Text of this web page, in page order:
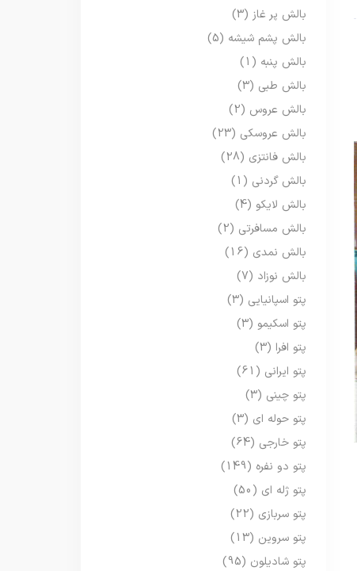
بالش پر غاز (3)
بالش پشم شیشه (5)
بالش پنبه (1)
بالش طبی (3)
بالش عروس (2)
بالش عروسکی (23)
بالش فانتزی (28)
بالش گردنی (1)
بالش لایکو (4)
بالش مسافرتی (2)
بالش نمدی (16)
بالش نوزاد (7)
پتو اسپانیایی (3)
پتو اسکیمو (3)
پتو افرا (3)
پتو ایرانی (61)
پتو چینی (3)
پتو حوله ای (3)
پتو خارجی (64)
پتو دو نفره (149)
پتو ژله ای (50)
پتو سربازی (22)
پتو سروین (13)
پتو شادیلون (95)